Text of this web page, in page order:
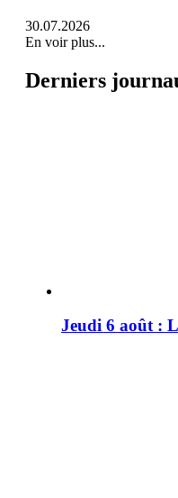
30.07.2026
En voir plus...
Derniers
Jeudi 6 août :